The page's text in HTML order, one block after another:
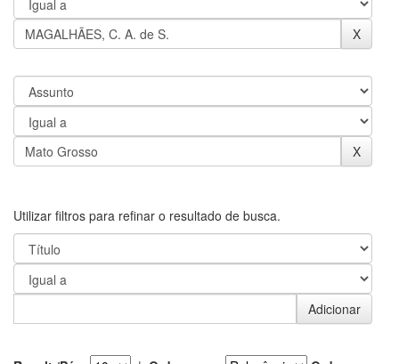
Utilizar filtros para refinar o resultado de busca.